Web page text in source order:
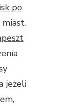
po
jeżeli